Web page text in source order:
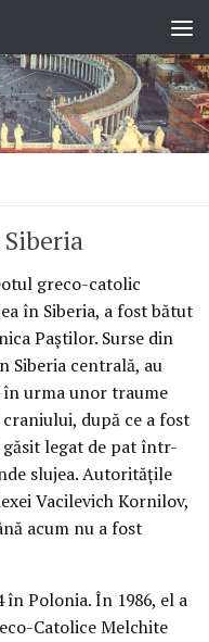
greco-catolic
în Siberia, a fost bătut
Paştilor. Surse din
Siberia centrală, au
în urma unor traume
după ce a fost
legat de pat într-
slujea. Autorităţile
Vacilevich Kornilov,
acum nu a fost
în Polonia. În 1986, el a
Catolice Melchite